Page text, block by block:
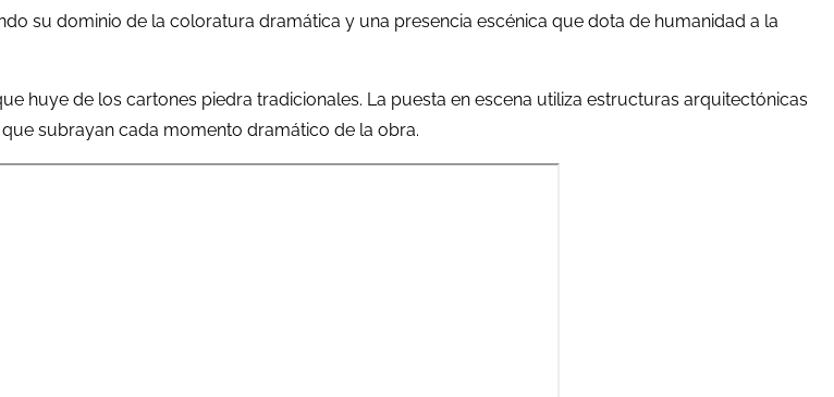
su dominio de la coloratura dramática y una presencia escénica que dota de humanidad a la
huye de los cartones piedra tradicionales. La puesta en escena utiliza estructuras arquitectónicas
subrayan cada momento dramático de la obra.